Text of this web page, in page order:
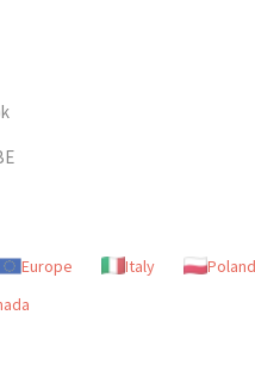
Europe Italy Poland